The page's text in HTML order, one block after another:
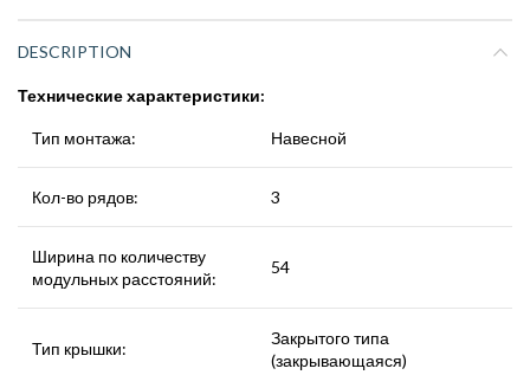
DESCRIPTION
Технические характеристики:
Тип монтажа: Навесной
Кол-во рядов: 3
Ширина по количеству
модульных расстояний:
54
Тип крышки:
Закрытого типа
(закрывающаяся)